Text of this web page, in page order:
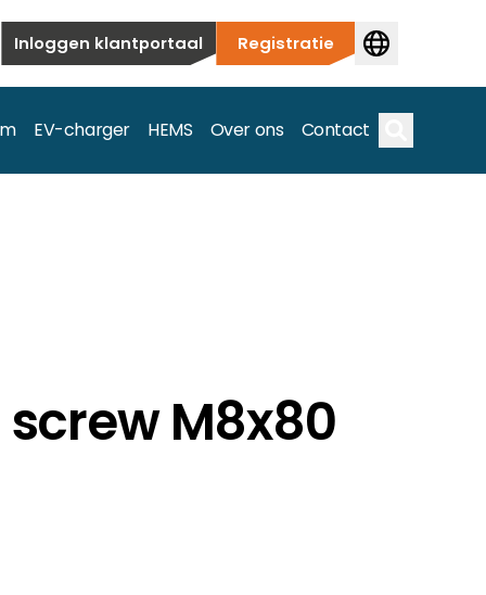
Inloggen klantportaal Registratie
EV-charger HEMS Over ons Contact
tot commerciële en utiliteitstoepassingen.
M8x80